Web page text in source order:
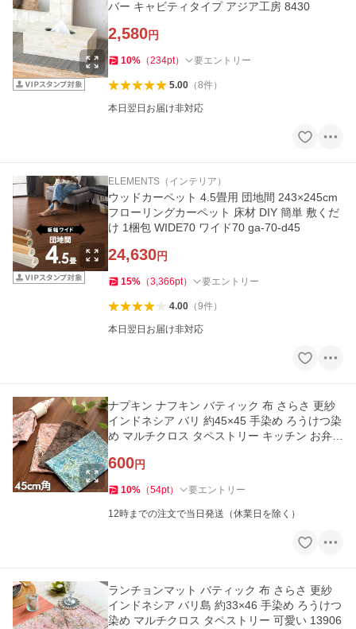
バー キャビティタイプ アジア工房 8430
2,580円
10% （234pt） 要エントリー
5.00（8件）
本日翌日お届け非対応
ELEMENTS（インテリア）
ウッドカーペット 4.5畳用 団地間 243×245cm
フローリングカーペット 床材 DIY 簡単 敷くだ
け 1梱包 WIDE70 ワイド70 ga-70-d45
24,630円
15% （3,366pt） 要エントリー
4.00（9件）
本日翌日お届け非対応
ナプキン ナフキン バティック 布 さらさ 更紗
インドネシア バリ 約45×45 手染め ろうけつ染
め マルチクロス タペストリー キッチン お弁当
600円
10% （54pt） 要エントリー
12時までの注文で当日発送（休業日を除く）
ランチョンマット バティック 布 さらさ 更紗
インドネシア バリ島 約33×46 手染め ろうけつ
染め マルチクロス タペストリー 可愛い 13906